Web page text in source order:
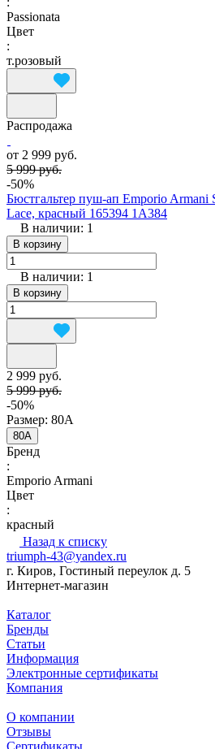
Passionata
Цвет
:
т.розовый
Распродажа
от 2 999 руб.
5 999 руб.
-50%
Бюстгальтер пуш-ап Emporio Armani
Lace, красный 165394 1A384
В наличии: 1
В корзину
В наличии: 1
В корзину
2 999 руб.
5 999 руб.
-50%
Размер: 80A
80A
Бренд
:
Emporio Armani
Цвет
:
красный
Назад к списку
triumph-43@yandex.ru
г. Киров, Гостиный переулок д. 5
Интернет-магазин
Каталог
Бренды
Статьи
Информация
Электронные сертификаты
Компания
О компании
Отзывы
Сертификаты